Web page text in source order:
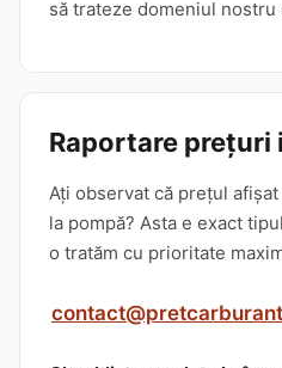
să trateze domeniul nostru
Raportare prețuri
Ați observat că prețul
la pompă? Asta e exact
o tratăm cu prioritate